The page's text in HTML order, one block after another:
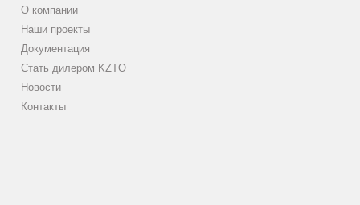
О компании
Наши проекты
Документация
Стать дилером KZTO
Новости
Контакты